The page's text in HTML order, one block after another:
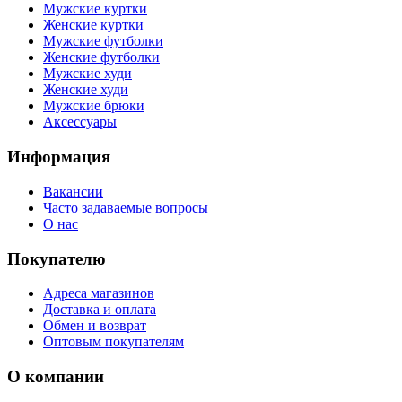
Мужские куртки
Женские куртки
Мужские футболки
Женские футболки
Мужские худи
Женские худи
Мужские брюки
Аксессуары
Информация
Вакансии
Часто задаваемые вопросы
О нас
Покупателю
Адреса магазинов
Доставка и оплата
Обмен и возврат
Оптовым покупателям
О компании